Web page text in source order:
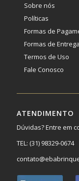
Sobre nós
Políticas
Formas de
Formas de Entrega
Termos de Uso
Fale Conosco
ATENDIMENTO
Dúvidas? Entre em
TEL: (31) 98329-0674